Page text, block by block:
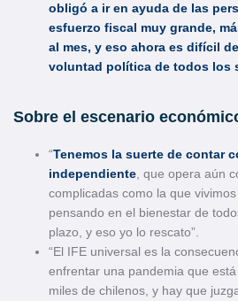
obligó a ir en ayuda de las
esfuerzo fiscal muy grande,
al mes, y eso ahora es difícil
voluntad política de todos los
Sobre el escenario
“Tenemos la suerte de contar
independiente , que opera aún
complicadas como la que
pensando en el bienestar de
plazo, y eso yo lo rescato”.
“El IFE universal es la
enfrentar una pandemia que
miles de chilenos, y hay que